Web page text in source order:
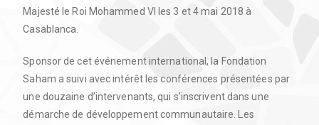
Majesté le Roi Mohammed VI les 3 et 4 mai 2018 à
Casablanca.
Sponsor de cet événement international, la Fondation
Saham a suivi avec intérêt les conférences présentées par
une douzaine d’intervenants, qui s’inscrivent dans une
démarche de développement communautaire. Les